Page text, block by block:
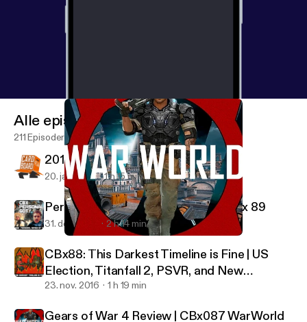
CBxCasts
Alle episoder
211 Episoder
2016 GAME OF THE YEAR | CBx 90
20. jan. 2017 1 h 15 min
Personal GOTY | The Cardboard Box 89
31. des. 2016 2 h 14 min
CBx88: This Darkest Timeline is Fine | US
Election, Titanfall 2, PSVR, and New
Pokemon
23. nov. 2016 1 h 19 min
Gears of War 4 Review | CBx087 WarWorld